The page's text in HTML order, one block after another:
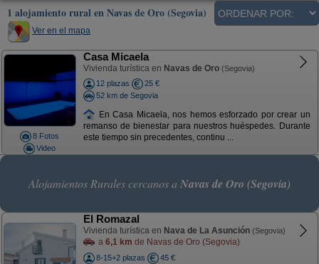
1 alojamiento rural en Navas de Oro (Segovia)
Ver en el mapa
8 Fotos
Video
Casa Micaela
Vivienda turística en Navas de Oro (Segovia)
12 plazas
25 €
52 km de Segovia
En Casa Micaela, nos hemos esforzado por crear un
remanso de bienestar para nuestros huéspedes. Durante
este tiempo sin precedentes, continu ...
Alojamientos Rurales cercanos a Navas de Oro (Segovia)
El Romazal
Vivienda turística en Nava de La Asunción (Segovia)
a 6,1 km de Navas de Oro (Segovia)
8-15+2 plazas
45 €